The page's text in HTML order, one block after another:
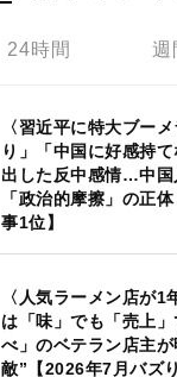
24時間 週
〈習近平に特大ブー
り」「中国に好感持
出した反中感情…中国
「政治的摩擦」の正
事1位】
〈人気ラーメン店が1
は「味」でも「売上
べ」のベテラン店主
敵”【2026年7月バズ